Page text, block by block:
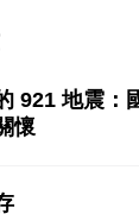
921 地震：
懷